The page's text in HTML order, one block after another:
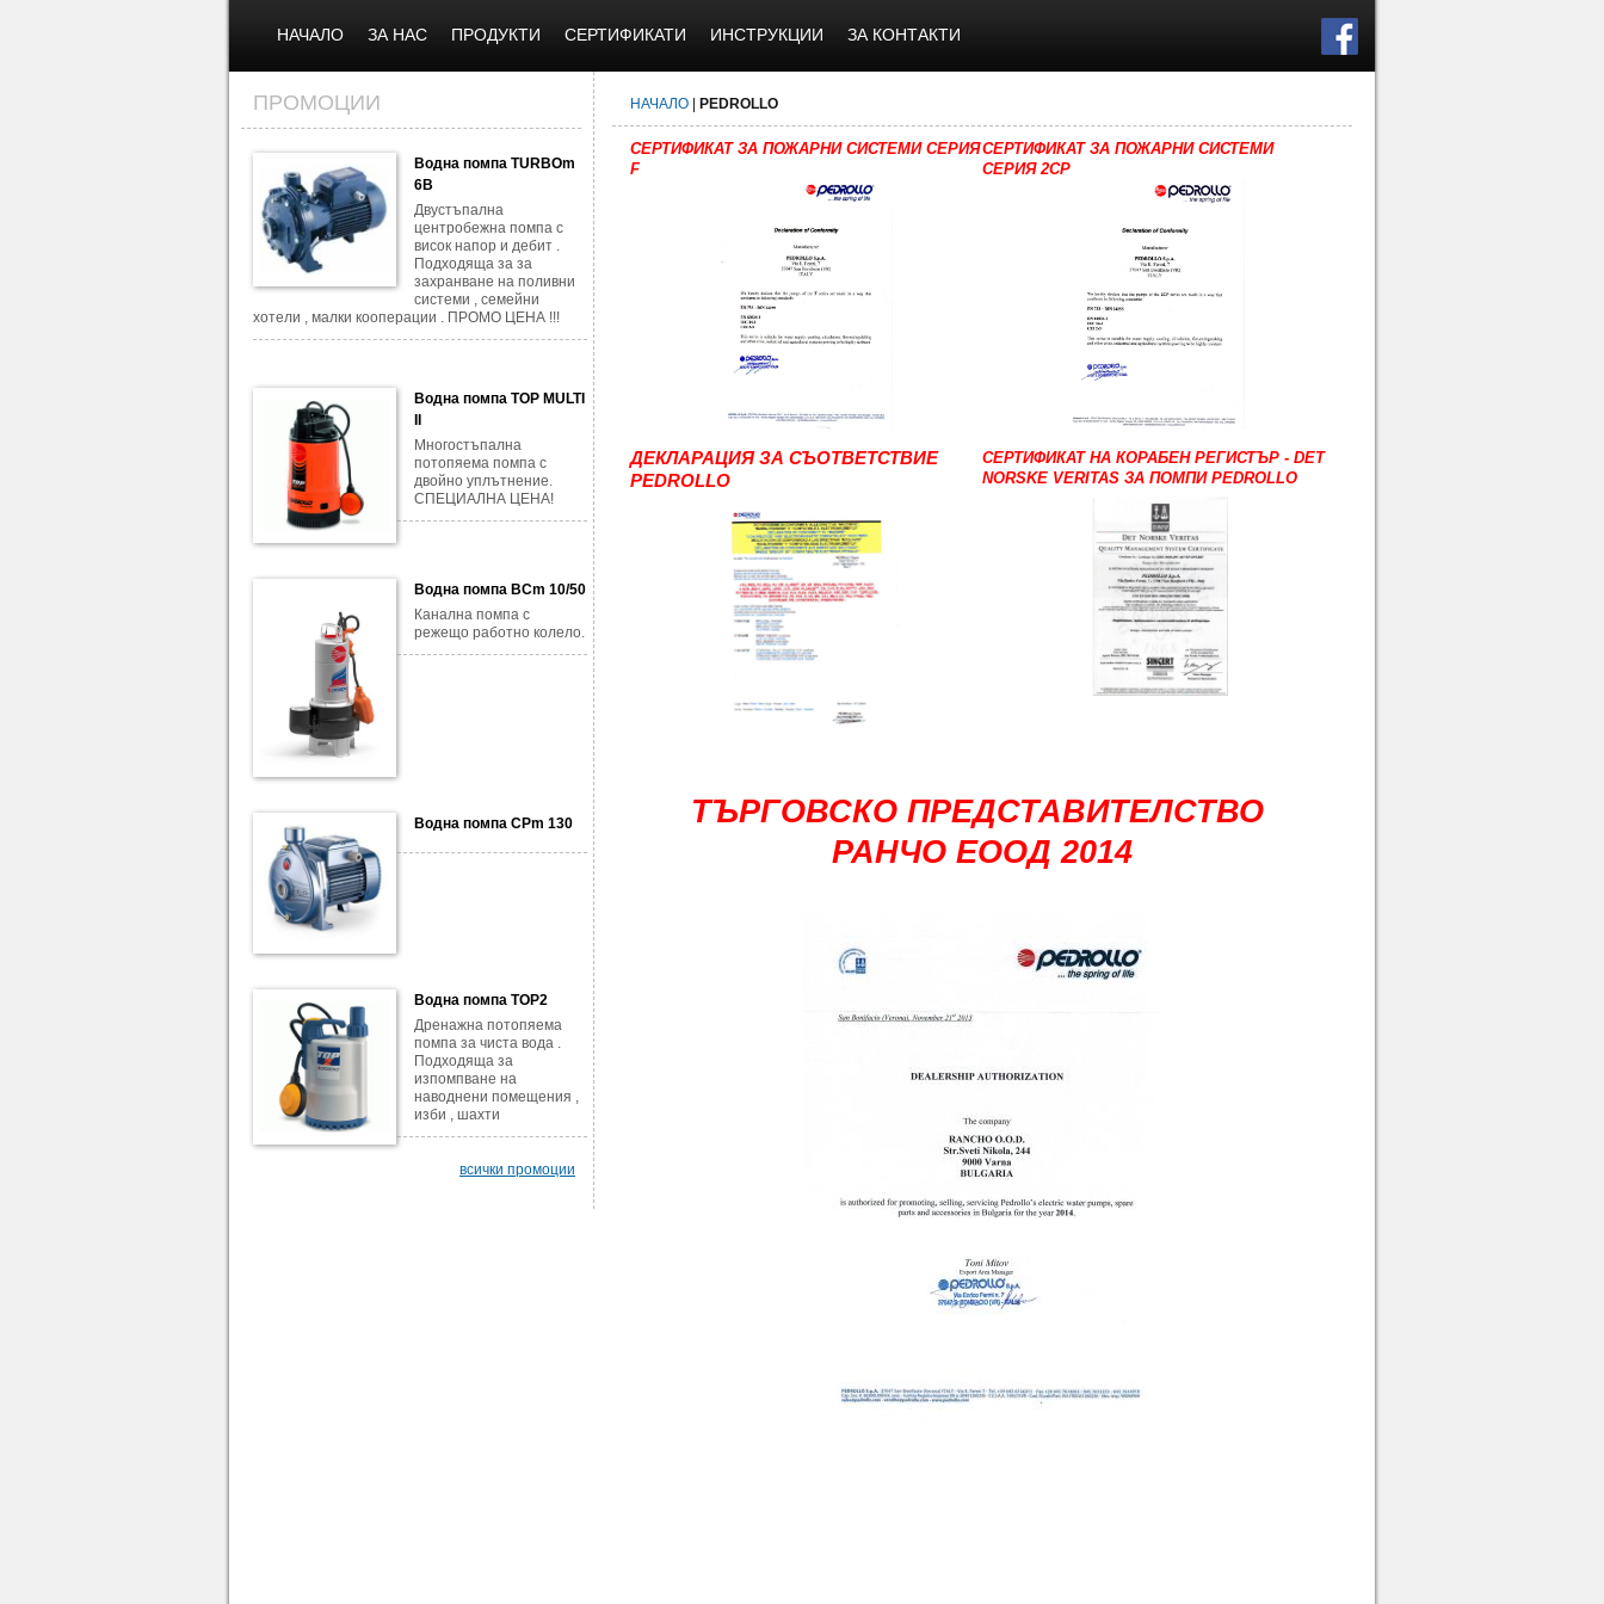
НАЧАЛО ЗА НАС ПРОДУКТИ СЕРТИФИКАТИ ИНСТРУКЦИИ ЗА КОНТАКТИ
ПРОМОЦИИ
Водна помпа TURBOm
6B
Двустъпална
центробежна помпа с
висок напор и дебит .
Подходяща за за
захранване на поливни
системи , семейни
хотели , малки кооперации . ПРОМО ЦЕНА !!!
Водна помпа TOP MULTI
Многостъпална
потопяема помпа с
двойно уплътнение.
СПЕЦИАЛНА ЦЕНА!
Водна помпа BCm 10/50
Канална помпа с
режещо работно колело.
Водна помпа CPm 130
Водна помпа TOP2
Дренажна потопяема
помпа за чиста вода .
Подходяща за
изпомпване на
наводнени помещения ,
изби , шахти
всички промоции
НАЧАЛО PEDROLLO
СЕРТИФИКАТ ЗА ПОЖАРНИ СИСТЕМИ СЕРИЯ
F
СЕРТИФИКАТ ЗА ПОЖАРНИ СИСТЕМИ
СЕРИЯ 2CP
ДЕКЛАРАЦИЯ ЗА СЪОТВЕТСТВИЕ
PEDROLLO
СЕРТИФИКАТ НА КОРАБЕН РЕГИСТЪР - DET
NORSKE VERITAS ЗА ПОМПИ PEDROLLO
ТЪРГОВСКО ПРЕДСТАВИТЕЛСТВО
РАНЧО ЕООД 2014